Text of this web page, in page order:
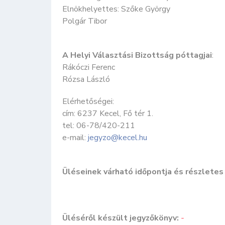
Elnökhelyettes: Szőke György
Polgár Tibor
A Helyi Választási Bizottság póttagjai:
Rákóczi Ferenc
Rózsa László
Elérhetőségei:
cím: 6237 Kecel, Fő tér 1.
tel: 06-78/420-211
e-mail: jegyzo@kecel.hu
Üléseinek várható időpontja és részletes
Üléséről készült jegyzőkönyv: -